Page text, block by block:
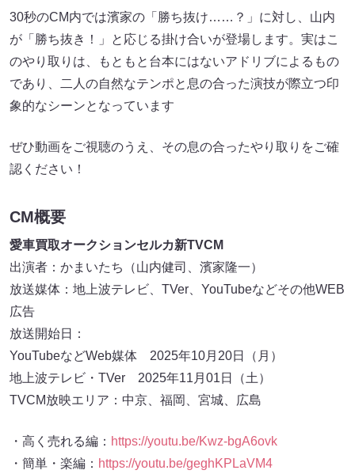
30秒のCM内では濱家の「勝ち抜け……？」に対し、山内
が「勝ち抜き！」と応じる掛け合いが登場します。実はこ
のやり取りは、もともと台本にはないアドリブによるもの
であり、二人の自然なテンポと息の合った演技が際立つ印
象的なシーンとなっています
ぜひ動画をご視聴のうえ、その息の合ったやり取りをご確
認ください！
CM概要
愛車買取オークションセルカ新TVCM
出演者：かまいたち（山内健司、濱家隆一）
放送媒体：地上波テレビ、TVer、YouTubeなどその他WEB
広告
放送開始日：
YouTubeなどWeb媒体 2025年10月20日（月）
地上波テレビ・TVer 2025年11月01日（土）
TVCM放映エリア：中京、福岡、宮城、広島
・高く売れる編： https://youtu.be/Kwz-bgA6ovk
・簡単・楽編： https://youtu.be/geghKPLaVM4